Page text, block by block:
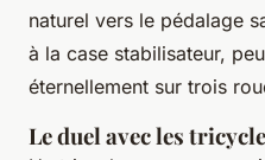
naturel vers le pédalage
à la case stabilisateur,
éternellement sur trois
Le duel avec les